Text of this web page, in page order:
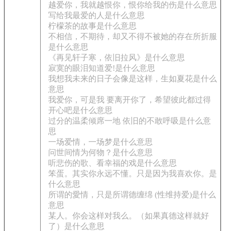
越爱你，我就越恨你，恨你给我的伤是什么意思
写给我最爱的人是什么意思
柠檬茶的故事是什么意思
不相信，不期待，却又不得不被她的存在所折服
是什么意思
《再见轩子寒，依旧拉风》是什么意思
寂寞的眼泪知道爱!是什么意思
我想我未来的日子会像是这样，生如夏花是什么
意思
我爱你，可是我 要离开你了，希望彼此都过得
开心吧是什么意思
过分的温柔倾席一地 依旧的不敢呼吸是什么意
思
一场爱情，一场梦是什么意思
问世间情为何物？是什么意思
听悲伤的歌、看幸福的戏是什么意思
笨蛋。其实你永远不懂。只是因为我喜欢你。是
什么意思
所谓的愛情，只是所谓德缠绵 (性维持爱)是什么
意思
某人。你会这样对我么。（如果真德这样就好
了）是什么意思